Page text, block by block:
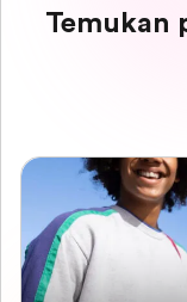
Temukan